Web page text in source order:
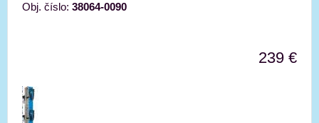
Obj. číslo: 38064-0090
239 €